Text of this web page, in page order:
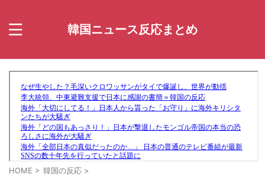
韓国ニュース反応まとめ
HOME > 韓国の反応 >